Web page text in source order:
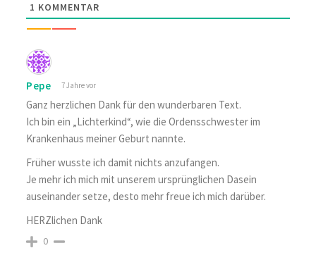
1 KOMMENTAR
Pepe 7 Jahre vor
Ganz herzlichen Dank für den wunderbaren Text.
Ich bin ein „Lichterkind“, wie die Ordensschwester im
Krankenhaus meiner Geburt nannte.
Früher wusste ich damit nichts anzufangen.
Je mehr ich mich mit unserem ursprünglichen Dasein
auseinander setze, desto mehr freue ich mich darüber.
HERZlichen Dank
0